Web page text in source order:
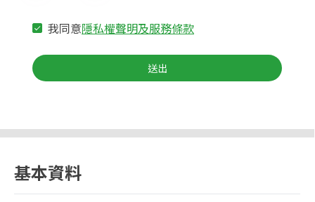
我同意隱私權聲明及服務條款
送出
基本資料